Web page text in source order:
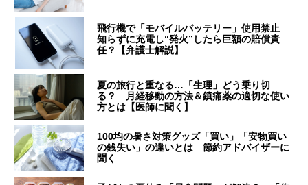
飛行機で「モバイルバッテリー」使用禁止
知らずに充電し“発火”したら巨額の賠償責
任？【弁護士解説】
夏の旅行と重なる…「生理」どう乗り切
る？ 月経移動の方法＆鎮痛薬の適切な使い
方とは【医師に聞く】
100均の暑さ対策グッズ「買い」「安物買い
の銭失い」の違いとは 節約アドバイザーに
聞く